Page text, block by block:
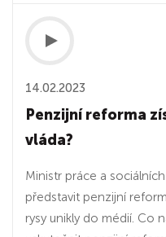
14.02.2023
Penzijní reforma
vláda?
Ministr práce a
představit penzijní
rysy unikly do médií. Co